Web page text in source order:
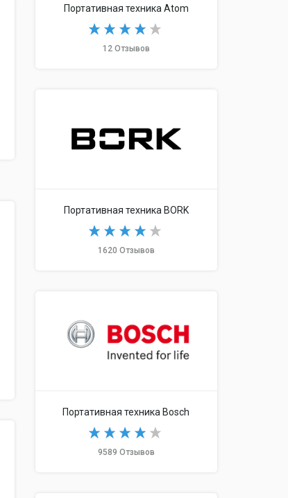
Портативная техника Atom
12 Отзывов
Портативная техника BORK
1620 Отзывов
Портативная техника Bosch
9589 Отзывов